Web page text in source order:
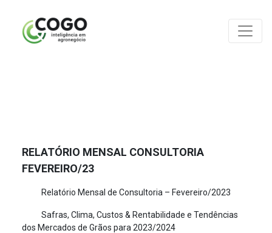
RELATÓRIO MENSAL CONSULTORIA
FEVEREIRO/23
Relatório Mensal de Consultoria – Fevereiro/2023
Safras, Clima, Custos & Rentabilidade e Tendências
dos Mercados de Grãos para 2023/2024